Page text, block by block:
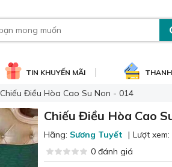
TIN KHUYẾN MÃI
Chiếu Điều Hòa Cao Su Non - 014
Chiếu Điều Hòa Cao
Hãng: Sương Tuyết | Lượt xem:
0 đánh giá